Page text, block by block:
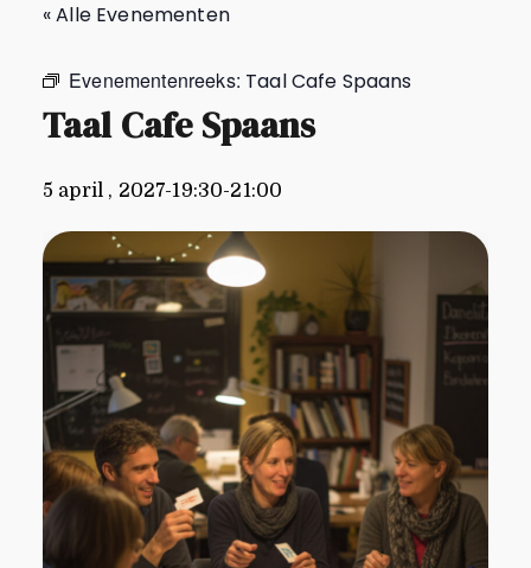
« Alle Evenementen
Evenementenreeks: Taal Cafe Spaans
Taal Cafe Spaans
5 april , 2027-19:30-21:00